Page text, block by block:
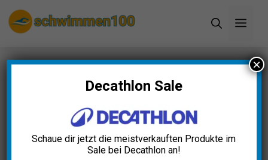
Zum
Inhalt
Startseite»Blog»Schwimmlehrmaterial Kinder
Test: Die 11 besten (Bestenliste)
Schwimmlehrmaterial Kinder
Test: Die 11 besten
(Bestenliste)
Decathlon Sale
Schaue dir jetzt die meistverkauften Produkte im
Sale bei Decathlon an!
×